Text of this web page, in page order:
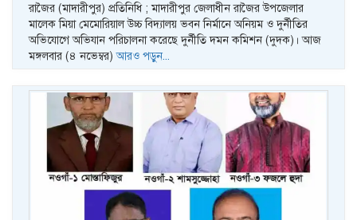
রাজৈর (মাদারীপুর) প্রতিনিধি ; মাদারীপুর জেলাধীন রাজৈর উপজেলার
মালেক মিয়া মেমোরিয়াল উচ্চ বিদ্যালয় ভবন নির্মানে অনিয়ম ও দুর্নীতির
অভিযোগে অভিযান পরিচালনা করেছে দুর্নীতি দমন কমিশন (দুদক)। আজ
মঙ্গলবার (৪ নভেম্বর)আরও পড়ুন...